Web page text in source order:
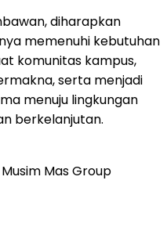
diharapkan
memenuhi kebutuhan
komunitas kampus,
serta menjadi
menuju lingkungan
berkelanjutan.
Mas Group